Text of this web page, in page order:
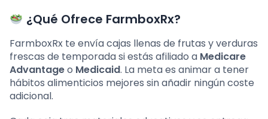
¿Qué Ofrece FarmboxRx?
FarmboxRx te envía cajas llenas de frutas y verduras
frescas de temporada si estás afiliado a Medicare
Advantageo Medicaid. La meta es animar a tener
hábitos alimenticios mejores sin añadir ningún coste
adicional.